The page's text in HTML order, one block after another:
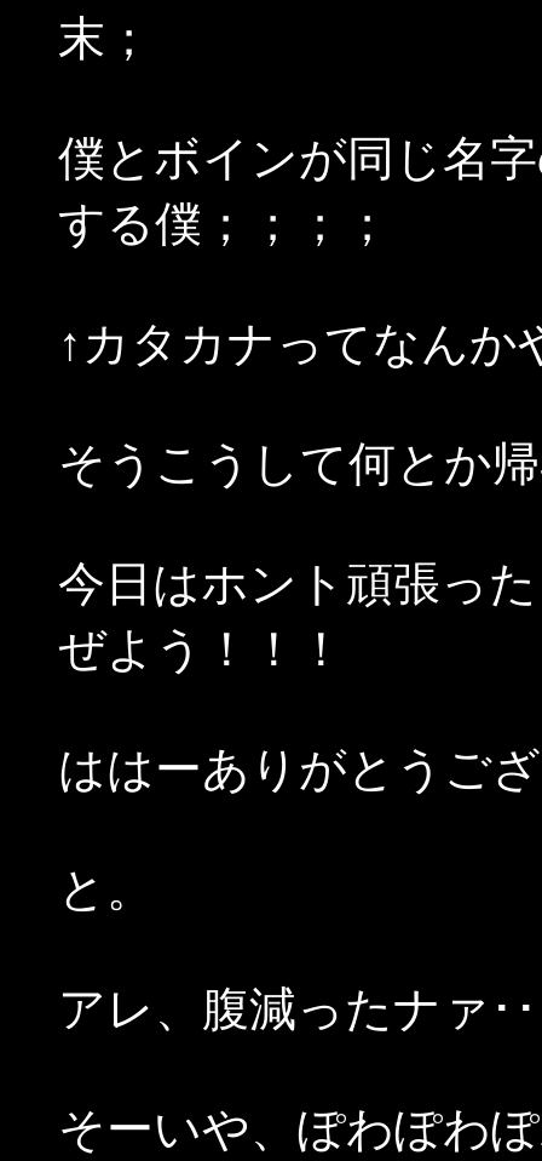
末；
僕とボインが同じ名
する僕；；；；
↑カタカナってなんか
そうこうして何とか
今日はホント頑張っ
ぜよう！！！
ははーありがとうご
と。
アレ、腹減ったナァ･
そーいや、ぽわぽわ